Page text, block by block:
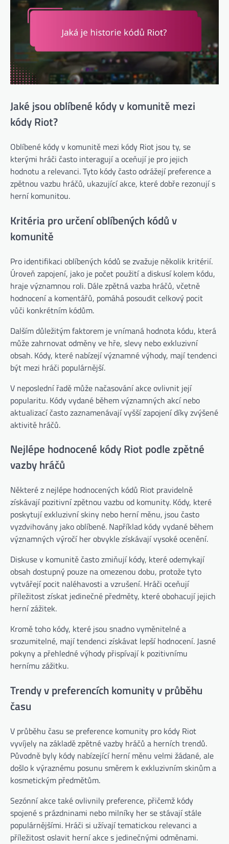
Jaké jsou oblíbené kódy v komunitě mezi
kódy Riot?
Oblíbené kódy v komunitě mezi kódy Riot jsou ty, se
kterými hráči často interagují a oceňují je pro jejich
hodnotu a relevanci. Tyto kódy často odrážejí preference a
zpětnou vazbu hráčů, ukazující akce, které dobře rezonují s
herní komunitou.
Kritéria pro určení oblíbených kódů v
komunitě
Pro identifikaci oblíbených kódů se zvažuje několik kritérií.
Úroveň zapojení, jako je počet použití a diskusí kolem kódu,
hraje významnou roli. Dále zpětná vazba hráčů, včetně
hodnocení a komentářů, pomáhá posoudit celkový pocit
vůči konkrétním kódům.
Dalším důležitým faktorem je vnímaná hodnota kódu, která
může zahrnovat odměny ve hře, slevy nebo exkluzivní
obsah. Kódy, které nabízejí významné výhody, mají tendenci
být mezi hráči populárnější.
V neposlední řadě může načasování akce ovlivnit její
popularitu. Kódy vydané během významných akcí nebo
aktualizací často zaznamenávají vyšší zapojení díky zvýšené
aktivitě hráčů.
Nejlépe hodnocené kódy Riot podle zpětné
vazby hráčů
Některé z nejlépe hodnocených kódů Riot pravidelně
získávají pozitivní zpětnou vazbu od komunity. Kódy, které
poskytují exkluzivní skiny nebo herní měnu, jsou často
vyzdvihovány jako oblíbené. Například kódy vydané během
významných výročí her obvykle získávají vysoké ocenění.
Diskuse v komunitě často zmiňují kódy, které odemykají
obsah dostupný pouze na omezenou dobu, protože tyto
vytvářejí pocit naléhavosti a vzrušení. Hráči oceňují
příležitost získat jedinečné předměty, které obohacují jejich
herní zážitek.
Kromě toho kódy, které jsou snadno vyměnitelné a
srozumitelné, mají tendenci získávat lepší hodnocení. Jasné
pokyny a přehledné výhody přispívají k pozitivnímu
hernímu zážitku.
Trendy v preferencích komunity v průběhu
času
V průběhu času se preference komunity pro kódy Riot
vyvíjely na základě zpětné vazby hráčů a herních trendů.
Původně byly kódy nabízející herní měnu velmi žádané, ale
došlo k výraznému posunu směrem k exkluzivním skinům a
kosmetickým předmětům.
Sezónní akce také ovlivnily preference, přičemž kódy
spojené s prázdninami nebo milníky her se stávají stále
populárnějšími. Hráči si užívají tematickou relevanci a
příležitost oslavit herní akce s jedinečnými odměnami.